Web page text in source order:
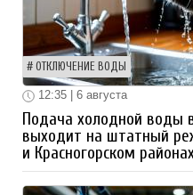
ОТКЛЮЧЕНИЕ ВОДЫ
12:35 | 6 августа
Подача холодной воды
выходит на штатный
и Красногорском